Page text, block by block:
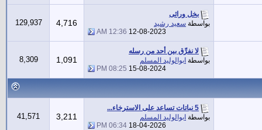
بخل وراثى
بواسطة سعيد رشيد
12-08-2023
12:36 AM
4,716
129,937
لا نفرِّق بين أحد من رسله
بواسطة ابوالوليد المسلم
15-08-2024
08:25 PM
1,091
8,309
5 نباتات تساعد على الاسترخاء...
بواسطة ابوالوليد المسلم
18-04-2026
06:34 PM
3,211
41,571